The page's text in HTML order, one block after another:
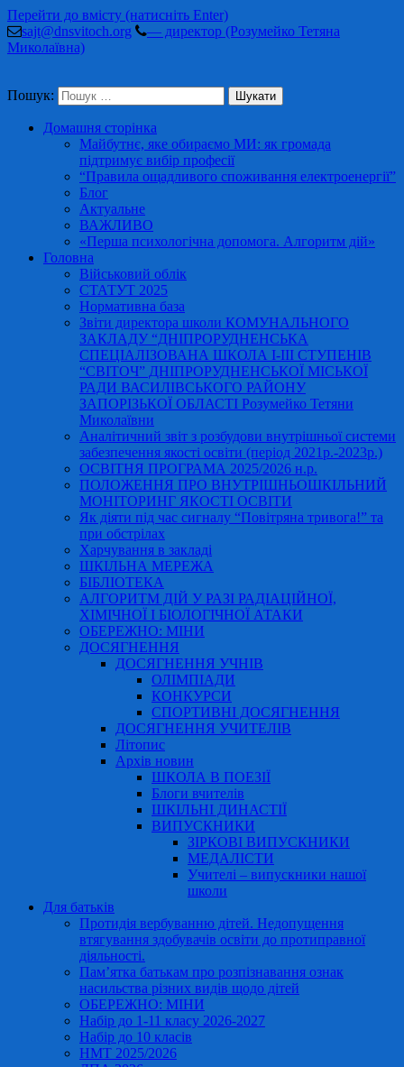
Перейти до вмісту (натисніть Enter)
sajt@dnsvitoch.org
— директор (Розумейко Тетяна
Миколаївна)
Пошук:
Домашня сторінка
Майбутнє, яке обираємо МИ: як громада
підтримує вибір професії
“Правила ощадливого споживання електроенергії”
Блог
Актуальне
ВАЖЛИВО
«Перша психологічна допомога. Алгоритм дій»
Головна
Військовий облік
СТАТУТ 2025
Нормативна база
Звіти директора школи КОМУНАЛЬНОГО
ЗАКЛАДУ “ДНІПРОРУДНЕНСЬКА
СПЕЦІАЛІЗОВАНА ШКОЛА І-ІІІ СТУПЕНІВ
“СВІТОЧ” ДНІПРОРУДНЕНСЬКОЇ МІСЬКОЇ
РАДИ ВАСИЛІВСЬКОГО РАЙОНУ
ЗАПОРІЗЬКОЇ ОБЛАСТІ Розумейко Тетяни
Миколаївни
Аналітичний звіт з розбудови внутрішньої системи
забезпечення якості освіти (період 2021р.-2023р.)
ОСВІТНЯ ПРОГРАМА 2025/2026 н.р.
ПОЛОЖЕННЯ ПРО ВНУТРІШНЬОШКІЛЬНИЙ
МОНІТОРИНГ ЯКОСТІ ОСВІТИ
Як діяти під час сигналу “Повітряна тривога!” та
при обстрілах
Харчування в закладі
ШКІЛЬНА МЕРЕЖА
БІБЛІОТЕКА
АЛГОРИТМ ДІЙ У РАЗІ РАДІАЦІЙНОЇ,
ХІМІЧНОЇ І БІОЛОГІЧНОЇ АТАКИ
ОБЕРЕЖНО: МІНИ
ДОСЯГНЕННЯ
ДОСЯГНЕННЯ УЧНІВ
ОЛІМПІАДИ
КОНКУРСИ
СПОРТИВНІ ДОСЯГНЕННЯ
ДОСЯГНЕННЯ УЧИТЕЛІВ
Літопис
Архів новин
ШКОЛА В ПОЕЗІЇ
Блоги вчителів
ШКІЛЬНІ ДИНАСТІЇ
ВИПУСКНИКИ
ЗІРКОВІ ВИПУСКНИКИ
МЕДАЛІСТИ
Учителі – випускники нашої
школи
Для батьків
Протидія вербуванню дітей. Недопущення
втягування здобувачів освіти до протиправної
діяльності.
Пам’ятка батькам про розпізнавання ознак
насильства різних видів щодо дітей
ОБЕРЕЖНО: МІНИ
Набір до 1-11 класу 2026-2027
Набір до 10 класів
НМТ 2025/2026